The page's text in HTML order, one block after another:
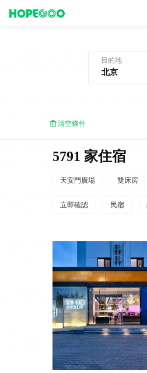
目的地
清空條件
5791 家住宿
天安門廣場 雙床房
立即確認 民宿